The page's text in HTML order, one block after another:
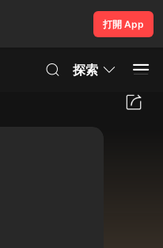
打開 App
探索